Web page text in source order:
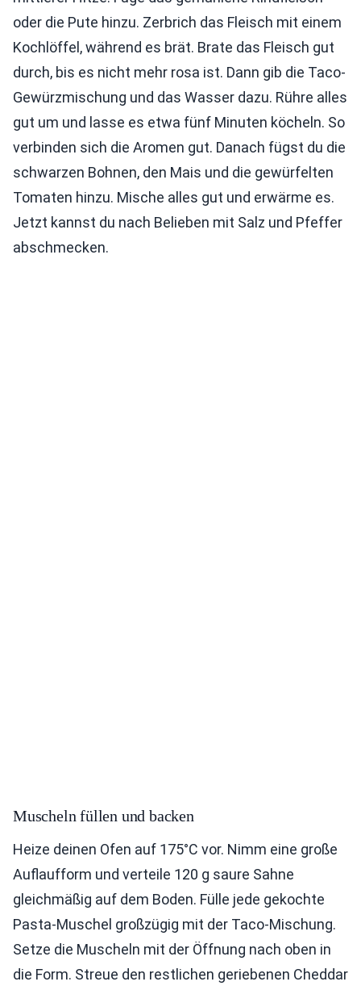
oder die Pute hinzu. Zerbrich das Fleisch mit einem
Kochlöffel, während es brät. Brate das Fleisch gut
durch, bis es nicht mehr rosa ist. Dann gib die Taco-
Gewürzmischung und das Wasser dazu. Rühre alles
gut um und lasse es etwa fünf Minuten köcheln. So
verbinden sich die Aromen gut. Danach fügst du die
schwarzen Bohnen, den Mais und die gewürfelten
Tomaten hinzu. Mische alles gut und erwärme es.
Jetzt kannst du nach Belieben mit Salz und Pfeffer
abschmecken.
Muscheln füllen und backen
Heize deinen Ofen auf 175°C vor. Nimm eine große
Auflaufform und verteile 120 g saure Sahne
gleichmäßig auf dem Boden. Fülle jede gekochte
Pasta-Muschel großzügig mit der Taco-Mischung.
Setze die Muscheln mit der Öffnung nach oben in
die Form. Streue den restlichen geriebenen Cheddar